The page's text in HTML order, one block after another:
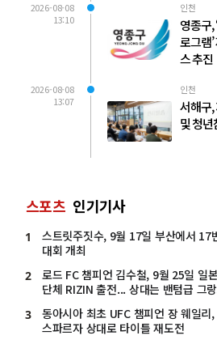
2026-08-08
13:10
인천
영종구,
로그램
스 추진
2026-08-08
13:07
인천
서해구,
및 청년
스포츠 인기기사
1
스트릿주짓수, 9월 17일 부산에서 17
대회 개최
2
로드 FC 챔피언 김수철, 9월 25일 일
단체 RIZIN 출전... 상대는 밴텀급 그
3
동아시아 최초 UFC 챔피언 장 웨일리
스파르자 상대로 타이틀 재도전